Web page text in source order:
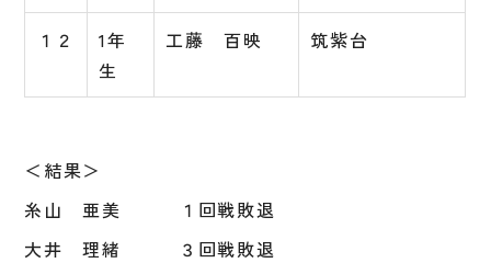
１２
1年
生
工藤 百映 筑紫台
＜結果＞
糸山 亜美 １回戦敗退
大井 理緒
３回戦敗退